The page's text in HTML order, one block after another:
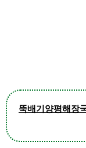
뚝배기양평해장